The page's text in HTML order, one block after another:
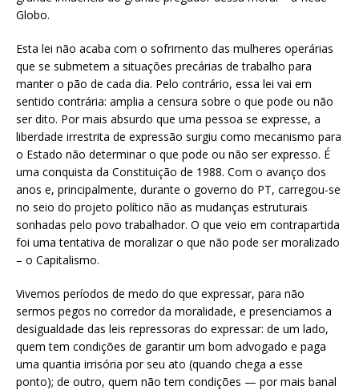
o
k
p
Globo.
Esta lei não acaba com o sofrimento das mulheres operárias
que se submetem a situações precárias de trabalho para
manter o pão de cada dia. Pelo contrário, essa lei vai em
sentido contrária: amplia a censura sobre o que pode ou não
ser dito. Por mais absurdo que uma pessoa se expresse, a
liberdade irrestrita de expressão surgiu como mecanismo para
o Estado não determinar o que pode ou não ser expresso. É
uma conquista da Constituição de 1988. Com o avanço dos
anos e, principalmente, durante o governo do PT, carregou-se
no seio do projeto político não as mudanças estruturais
sonhadas pelo povo trabalhador. O que veio em contrapartida
foi uma tentativa de moralizar o que não pode ser moralizado
– o Capitalismo.
Vivemos períodos de medo do que expressar, para não
sermos pegos no corredor da moralidade, e presenciamos a
desigualdade das leis repressoras do expressar: de um lado,
quem tem condições de garantir um bom advogado e paga
uma quantia irrisória por seu ato (quando chega a esse
ponto); de outro, quem não tem condições — por mais banal